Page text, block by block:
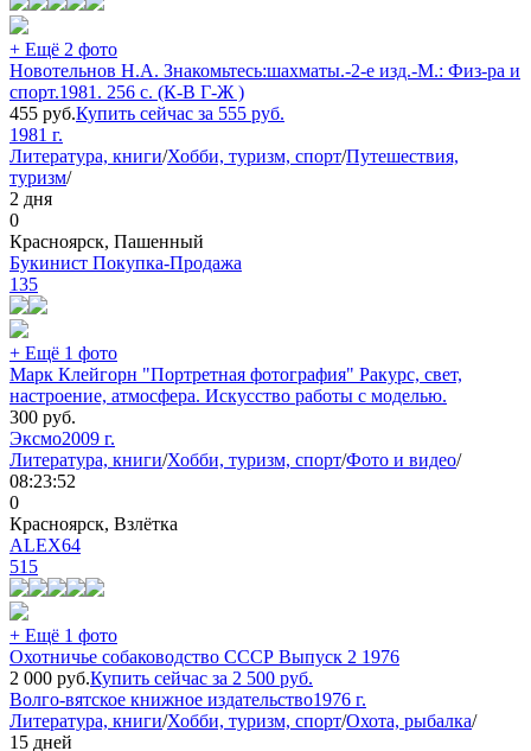
+ Ещё 2 фото
Новотельнов Н.А. Знакомьтесь:шахматы.-2-е изд.-М.: Физ-ра и
спорт.1981. 256 с. (К-В Г-Ж )
455 руб.Купить сейчас за 555 руб.
1981 г.
Литература, книги/Хобби, туризм, спорт/Путешествия,
туризм/
2 дня
0
Красноярск, Пашенный
Букинист Покупка-Продажа
135
+ Ещё 1 фото
Марк Клейгорн "Портретная фотография" Ракурс, свет,
настроение, атмосфера. Искусство работы с моделью.
300 руб.
Эксмо2009 г.
Литература, книги/Хобби, туризм, спорт/Фото и видео/
08:23:52
0
Красноярск, Взлётка
ALEX64
515
+ Ещё 1 фото
Охотничье собаководство СССР Выпуск 2 1976
2 000 руб.Купить сейчас за 2 500 руб.
Волго-вятское книжное издательство1976 г.
Литература, книги/Хобби, туризм, спорт/Охота, рыбалка/
15 дней